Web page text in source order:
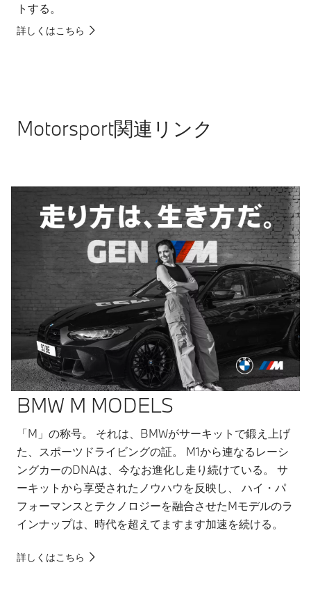
トする。
詳しくはこちら
Motorsport関連リンク
BMW M MODELS​
「M」の称号。 それは、BMWがサーキットで鍛え上げ
た、スポーツドライビングの証。 M1から連なるレーシ
ングカーのDNAは、今なお進化し走り続けている。 サ
ーキットから享受されたノウハウを反映し、 ハイ・パ
フォーマンスとテクノロジーを融合させたMモデルのラ
インナップは、時代を超えてますます加速を続ける。
詳しくはこちら